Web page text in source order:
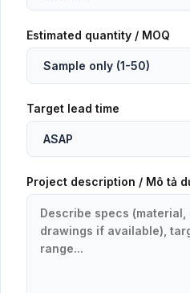
Estimated quantity / MOQ
Target lead time
Project description / Mô tả